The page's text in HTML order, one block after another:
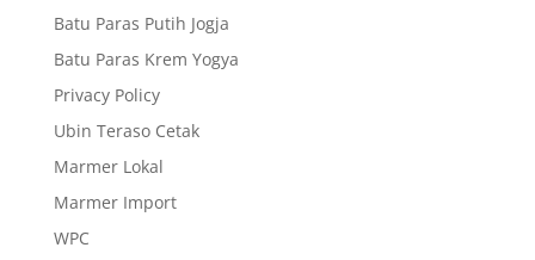
Batu Paras Putih Jogja
Batu Paras Krem Yogya
Privacy Policy
Ubin Teraso Cetak
Marmer Lokal
Marmer Import
WPC